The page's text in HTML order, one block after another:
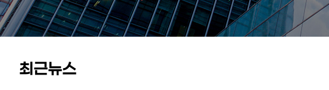
최근뉴스